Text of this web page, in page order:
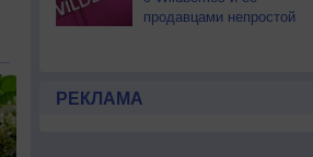
продавцами непростой
РЕКЛАМА